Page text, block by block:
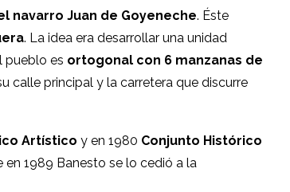
navarro Juan de Goyeneche. Éste
. La idea era desarrollar una unidad
pueblo es ortogonal con 6 manzanas de
calle principal y la carretera que discurre
Artístico y en 1980 Conjunto Histórico
en 1989 Banesto se lo cedió a la